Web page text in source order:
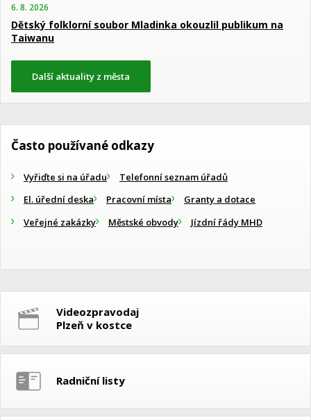
6. 8. 2026
Dětský folklorní soubor Mladinka okouzlil publikum na
Taiwanu
Další aktuality z města
Často používané odkazy
Vyřiďte si na úřadu
Telefonní seznam úřadů
El. úřední deska
Pracovní místa
Granty a dotace
Veřejné zakázky
Městské obvody Jízdní řády MHD
Videozpravodaj
Plzeň v kostce
Radniční listy